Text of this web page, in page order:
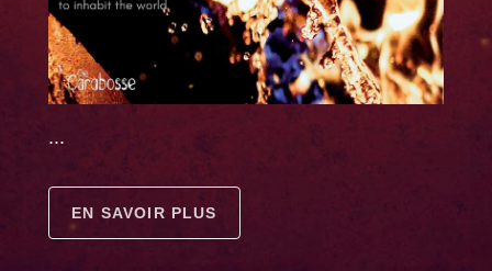
...
EN SAVOIR PLUS